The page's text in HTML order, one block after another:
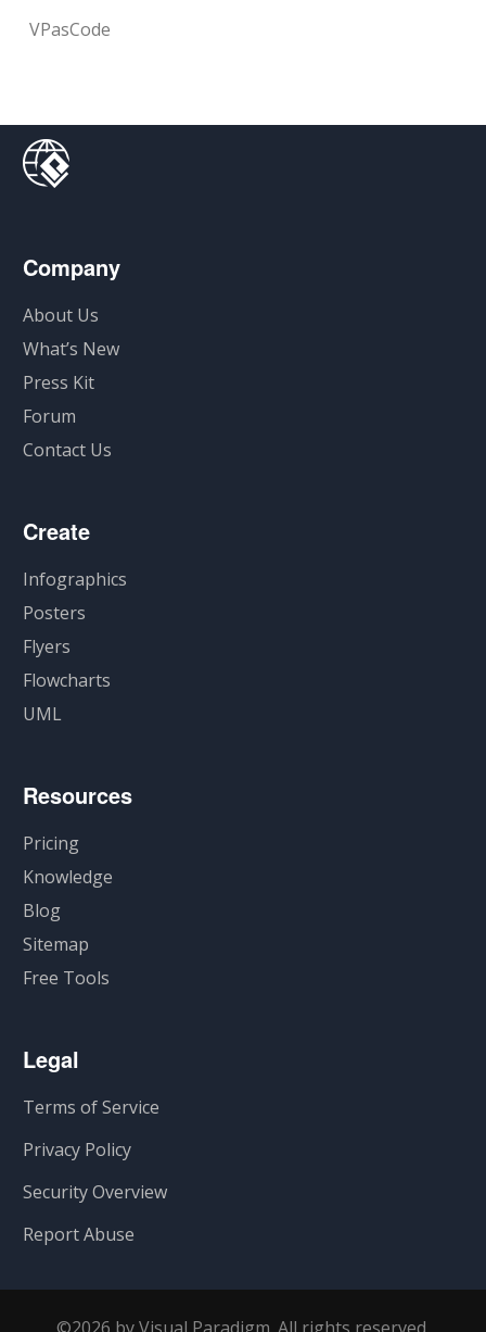
VPasCode
Company
About Us
What’s New
Press Kit
Forum
Contact Us
Create
Infographics
Posters
Flyers
Flowcharts
UML
Resources
Pricing
Knowledge
Blog
Sitemap
Free Tools
Legal
Terms of Service
Privacy Policy
Security Overview
Report Abuse